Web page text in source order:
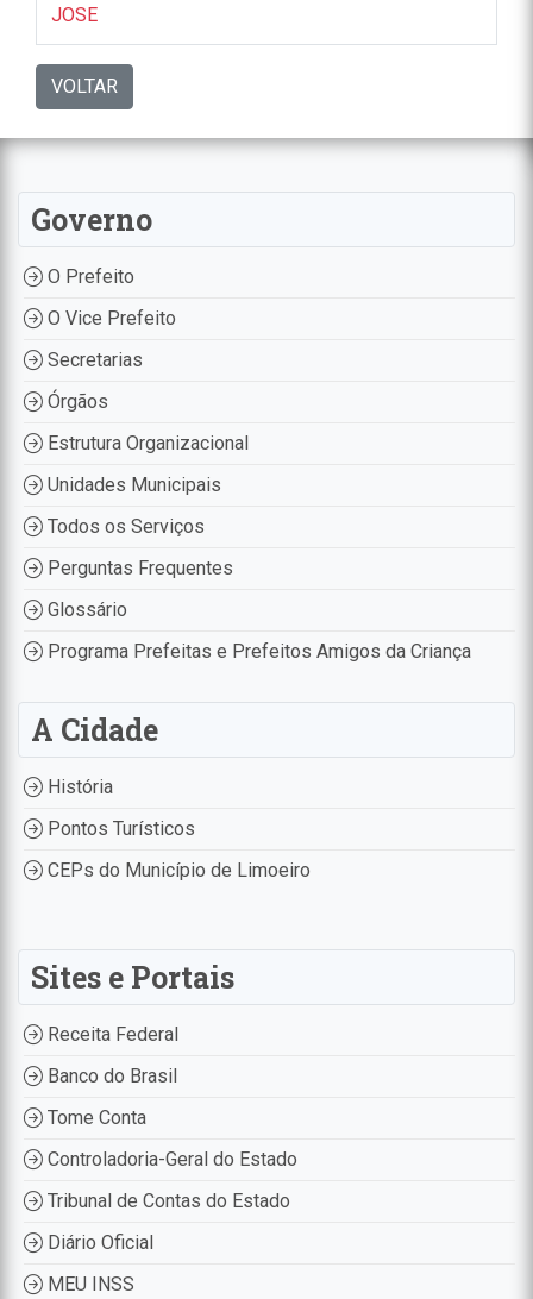
JOSE
VOLTAR
Governo
O Prefeito
O Vice Prefeito
Secretarias
Órgãos
Estrutura Organizacional
Unidades Municipais
Todos os Serviços
Perguntas Frequentes
Glossário
Programa Prefeitas e Prefeitos Amigos da Criança
A Cidade
História
Pontos Turísticos
CEPs do Município de Limoeiro
Sites e Portais
Receita Federal
Banco do Brasil
Tome Conta
Controladoria-Geral do Estado
Tribunal de Contas do Estado
Diário Oficial
MEU INSS